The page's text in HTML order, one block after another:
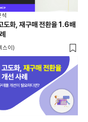
석
도화, 재구매 전환율 1.6배
스이)